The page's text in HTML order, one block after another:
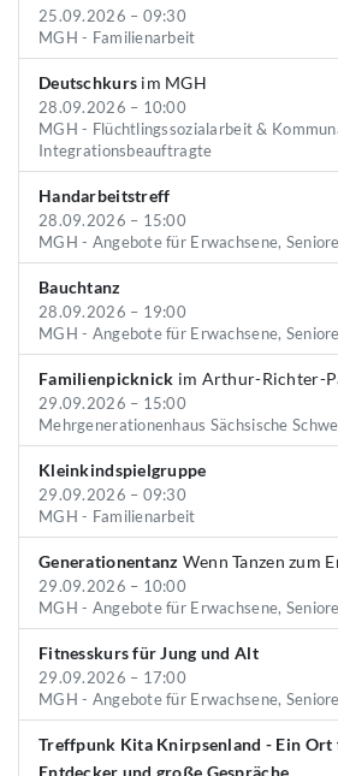
25.09.2026 – 09:30
MGH - Familienarbeit
Deutschkurs im MGH
28.09.2026 – 10:00
MGH - Flüchtlingssozialarbeit &
Integrationsbeauftragte
Handarbeitstreff
28.09.2026 – 15:00
MGH - Angebote für Erwachsene,
Bauchtanz
28.09.2026 – 19:00
MGH - Angebote für Erwachsene,
Familienpicknick im Arthur-Richter-
29.09.2026 – 15:00
Mehrgenerationenhaus Sächsische
Kleinkindspielgruppe
29.09.2026 – 09:30
MGH - Familienarbeit
Generationentanz Wenn Tanzen zum
29.09.2026 – 10:00
MGH - Angebote für Erwachsene,
Fitnesskurs für Jung und Alt
29.09.2026 – 17:00
MGH - Angebote für Erwachsene,
Treffpunk Kita Knirpsenland - Ein
Entdecker und große Gespräche